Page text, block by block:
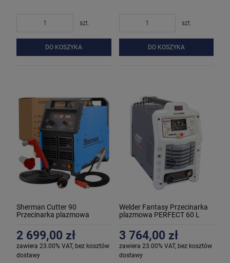
szt.
DO KOSZYKA
szt.
DO KOSZYKA
Sherman Cutter 90
Przecinarka plazmowa
2 699,00 zł
zawiera 23.00% VAT, bez kosztów
dostawy
Welder Fantasy Przecinarka
plazmowa PERFECT 60 L
3 764,00 zł
zawiera 23.00% VAT, bez kosztów
dostawy